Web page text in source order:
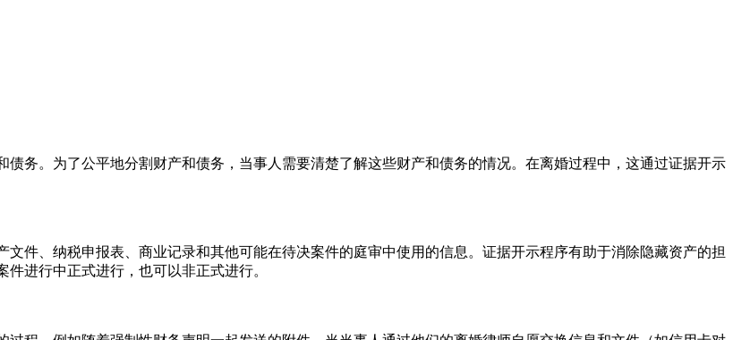
务。为了公平地分割财产和债务，当事人需要清楚了解这些财产和债务的情况。在离婚过程中，这通过证据开示
件、纳税申报表、商业记录和其他可能在待决案件的庭审中使用的信息。证据开示程序有助于消除隐藏资产的担
进行中正式进行，也可以非正式进行。